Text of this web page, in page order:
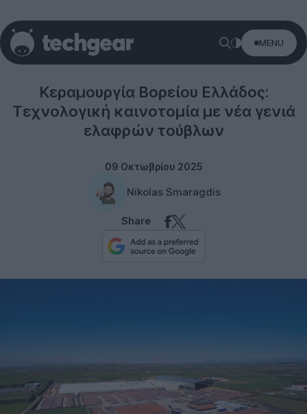
MENU
Technology
Κεραμουργία Βορείου Ελλάδος:
Τεχνολογική καινοτομία με νέα γενιά
ελαφρών τούβλων
09 Οκτωβρίου 2025
Nikolas Smaragdis
Share